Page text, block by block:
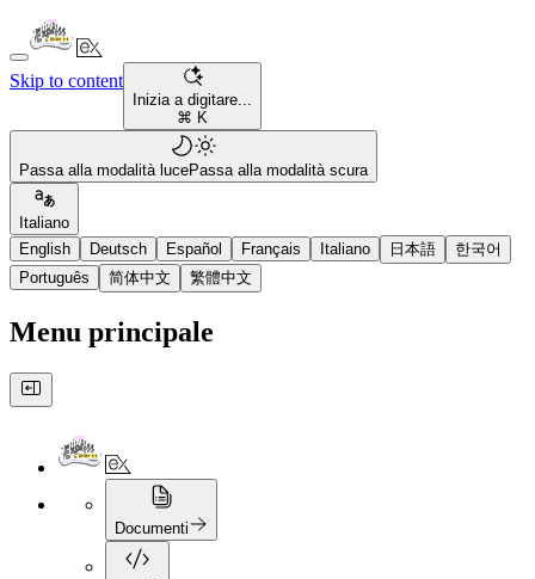
Skip to content
Inizia a digitare...
⌘ K
Passa alla modalità lucePassa alla modalità scura
Italiano
English
Deutsch Español Français Italiano 日本語
한국어
Português
简体中文 繁體中文
Menu principale
Documenti